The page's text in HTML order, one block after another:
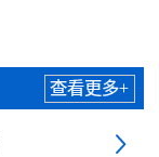
查看更多+
